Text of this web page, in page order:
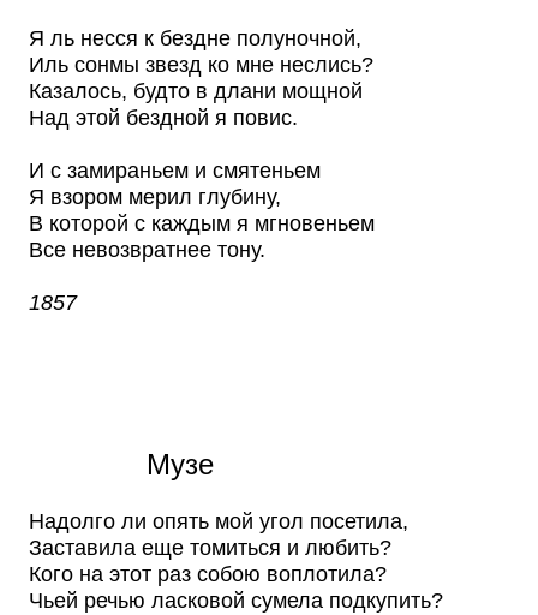
Я ль несся к бездне полуночной,
Иль сонмы звезд ко мне неслись?
Казалось, будто в длани мощной
Над этой бездной я повис.
И с замираньем и смятеньем
Я взором мерил глубину,
В которой с каждым я мгновеньем
Все невозвратнее тону.
1857
Музе
Надолго ли опять мой угол посетила,
Заставила еще томиться и любить?
Кого на этот раз собою воплотила?
Чьей речью ласковой сумела подкупить?